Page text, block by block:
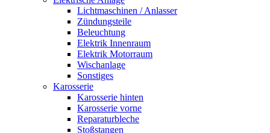
Lichtmaschinen / Anlasser
Zündungsteile
Beleuchtung
Elektrik Innenraum
Elektrik Motorraum
Wischanlage
Sonstiges
Karosserie
Karosserie hinten
Karosserie vorne
Reparaturbleche
Stoßstangen